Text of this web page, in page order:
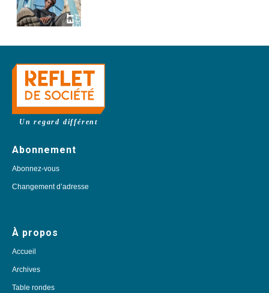
Un regard différent
Abonnement
Abonnez-vous
Changement d’adresse
À propos
Accueil
Archives
Table rondes